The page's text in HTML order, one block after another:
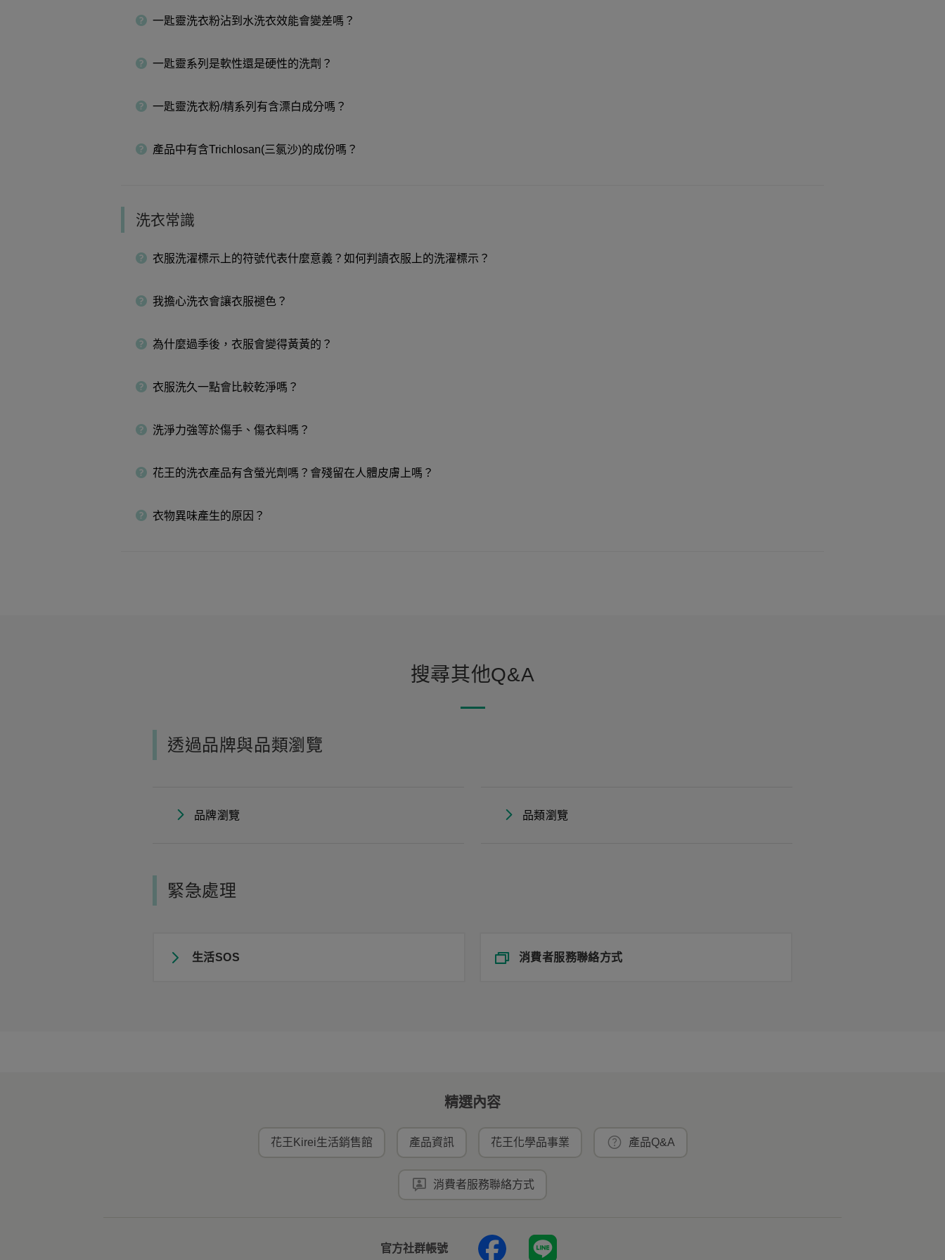
一匙靈洗衣粉沾到水洗衣效能會變差嗎？
一匙靈系列是軟性還是硬性的洗劑？
一匙靈洗衣粉/精系列有含漂白成分嗎？
產品中有含Trichlosan(三氯沙)的成份嗎？
洗衣常識
衣服洗濯標示上的符號代表什麼意義？如何判讀衣服上的洗濯標示？
我擔心洗衣會讓衣服褪色？
為什麼過季後，衣服會變得黃黃的？
衣服洗久一點會比較乾淨嗎？
洗淨力強等於傷手、傷衣料嗎？
花王的洗衣產品有含螢光劑嗎？會殘留在人體皮膚上嗎？
衣物異味產生的原因？
搜尋其他Q&A
透過品牌與品類瀏覽
品牌瀏覽 品類瀏覽
緊急處理
生活SOS 消費者服務聯絡方式
精選內容
花王Kirei生活銷售館 產品資訊 花王化學品事業 產品Q&A
消費者服務聯絡方式
官方社群帳號